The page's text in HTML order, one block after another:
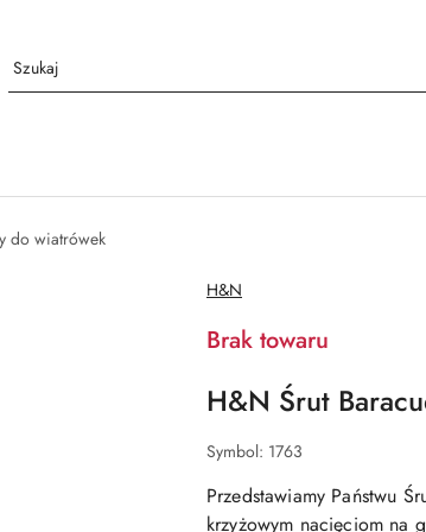
do wiatrówek
NAZWA
PRODUCENTA:
H&N
Brak towaru
H&N Śrut
Symbol: 1763
Przedstawiamy Państwu
krzyżowym nacięciom na